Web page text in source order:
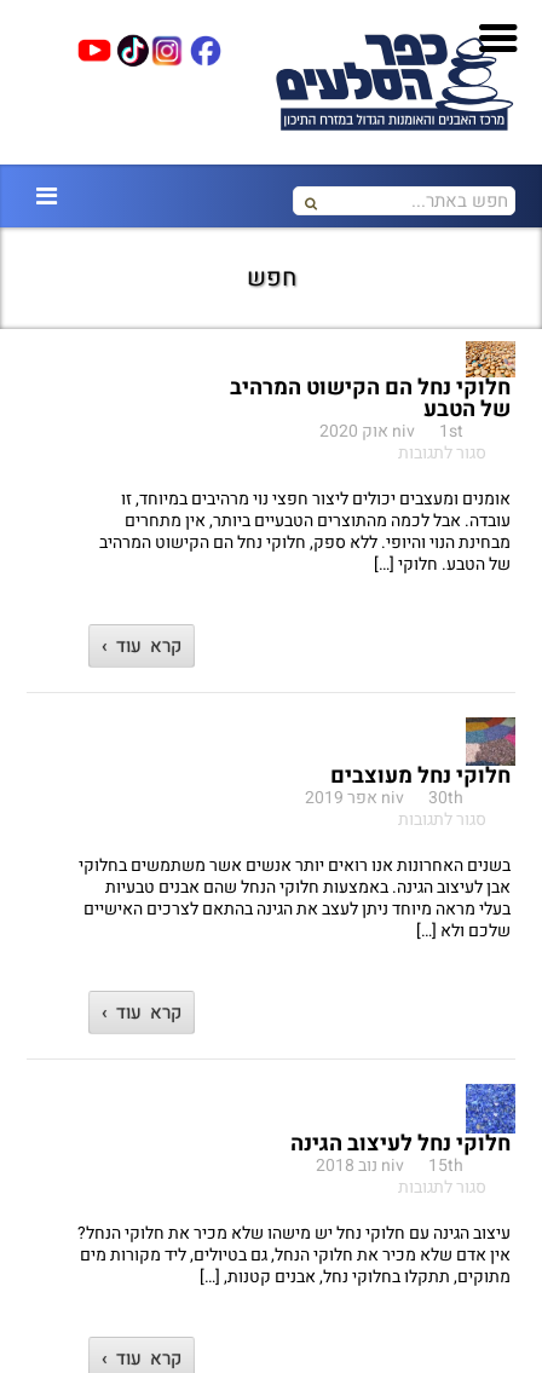
חפש
חלוקי נחל הם הקישוט המרהיב
של הטבע
niv
1st אוק 2020
סגור לתגובות
נחל
הם
הקישוט
המרהיב
אומנים ומעצבים יכולים ליצור חפצי נוי מרהיבים במיוחד, זו
עובדה. אבל לכמה מהתוצרים הטבעיים ביותר, אין מתחרים
מבחינת הנוי והיופי. ללא ספק, חלוקי נחל הם הקישוט המרהיב
של הטבע. חלוקי […]
קרא עוד ›
חלוקי נחל מעוצבים
niv
30th אפר 2019
סגור לתגובות
נחל
מעוצבים
בשנים האחרונות אנו רואים יותר אנשים אשר משתמשים בחלוקי
אבן לעיצוב הגינה. באמצעות חלוקי הנחל שהם אבנים טבעיות
בעלי מראה מיוחד ניתן לעצב את הגינה בהתאם לצרכים האישיים
שלכם ולא […]
קרא עוד ›
חלוקי נחל לעיצוב הגינה
niv
15th נוב 2018
סגור לתגובות
נחל
לעיצוב
הגינה
עיצוב הגינה עם חלוקי נחל יש מישהו שלא מכיר את חלוקי הנחל?
אין אדם שלא מכיר את חלוקי הנחל, גם בטיולים, ליד מקורות מים
מתוקים, תתקלו בחלוקי נחל, אבנים קטנות, […]
קרא עוד ›